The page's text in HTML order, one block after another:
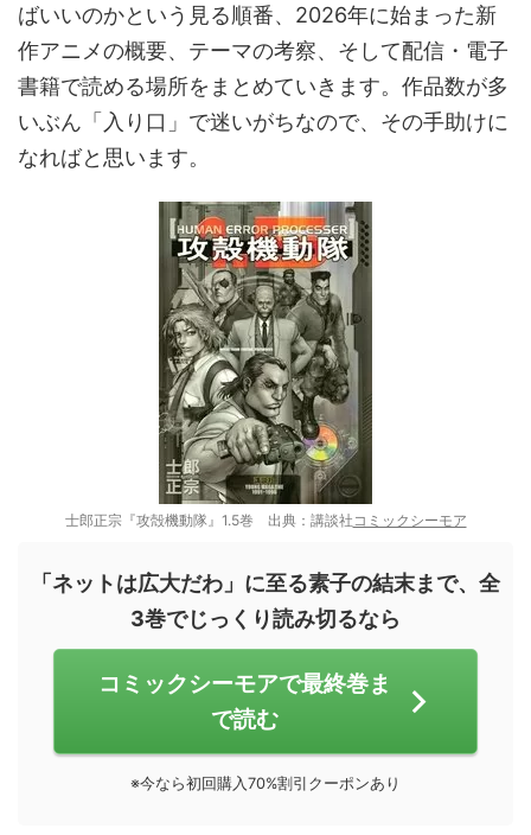
ばいいのかという見る順番、2026年に始まった新
作アニメの概要、テーマの考察、そして配信・電子
書籍で読める場所をまとめていきます。作品数が多
いぶん「入り口」で迷いがちなので、その手助けに
なればと思います。
士郎正宗『攻殻機動隊』1.5巻 出典：講談社 コミックシーモア
「ネットは広大だわ」に至る素子の結末まで、全
3巻でじっくり読み切るなら
コミックシーモアで最終巻ま
で読む
※今なら初回購入70%割引クーポンあり